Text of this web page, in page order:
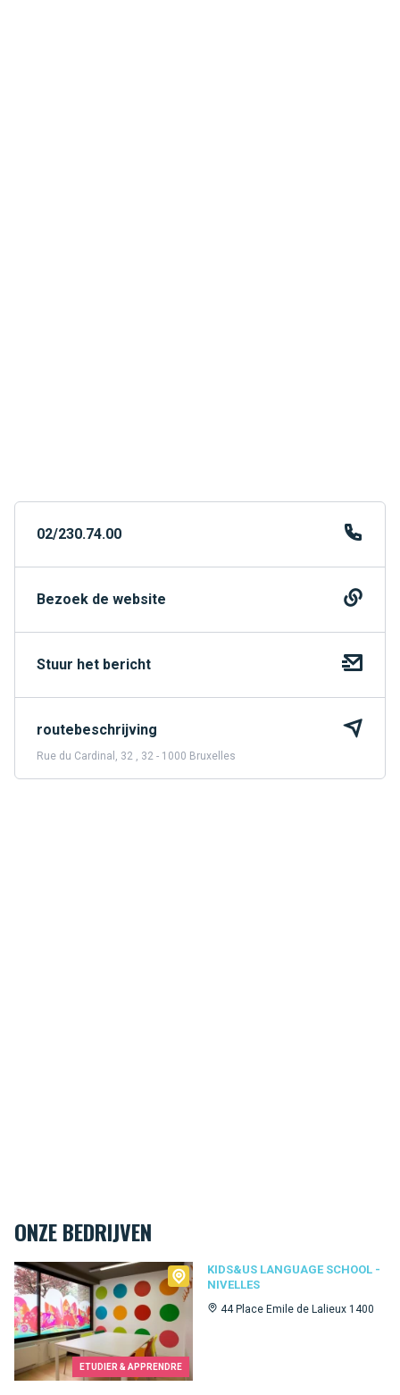
02/230.74.00
Bezoek de website
Stuur het bericht
routebeschrijving
Rue du Cardinal, 32 , 32 - 1000 Bruxelles
ONZE BEDRIJVEN
ETUDIER & APPRENDRE
KIDS&US LANGUAGE SCHOOL -
NIVELLES
44 Place Emile de Lalieux 1400
Kids&Us language school - Nivelles